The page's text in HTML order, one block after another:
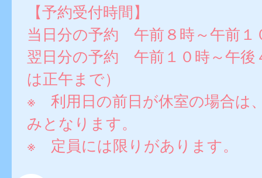
【予約受付時間】
当日分の予約 午前８時～午前１
翌日分の予約 午前１０時～午後
は正午まで）
※ 利用日の前日が休室の場合は
みとなります。
※ 定員には限りがあります。